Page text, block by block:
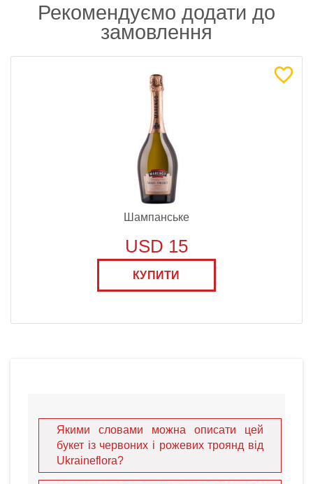
Рекомендуємо додати до
замовлення
Шампанське
USD 15
КУПИТИ
Якими словами можна описати цей
букет із червоних і рожевих троянд від
Ukraineflora?